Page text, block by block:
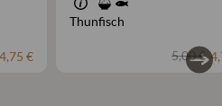
4,75 €
Thunfisch
5,00 €